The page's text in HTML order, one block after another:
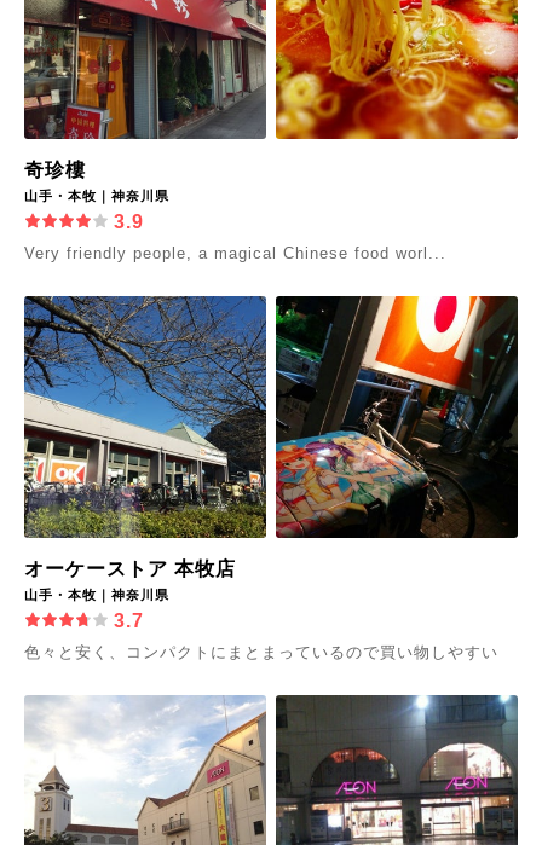
奇珍樓
山手・本牧｜神奈川県
3.9
Very friendly people, a magical Chinese food worl...
オーケーストア 本牧店
山手・本牧｜神奈川県
3.7
色々と安く、コンパクトにまとまっているので買い物しやすい